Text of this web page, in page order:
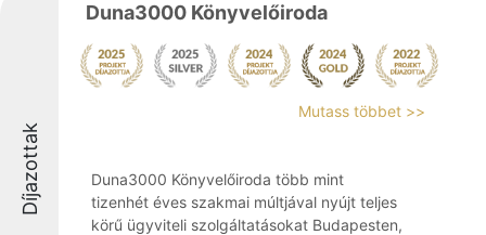
Díjazottak
Duna3000 Könyvelőiroda
Mutass többet >>
Duna3000 Könyvelőiroda több mint
tizenhét éves szakmai múltjával nyújt teljes
körű ügyviteli szolgáltatásokat Budapesten,